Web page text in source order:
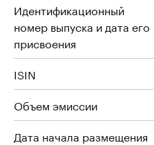
Идентификационный
номер выпуска и дата его
присвоения
ISIN
Объем эмиссии
Дата начала размещения